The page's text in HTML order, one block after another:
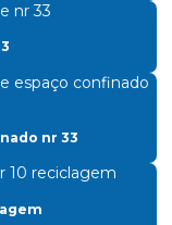
nr 33